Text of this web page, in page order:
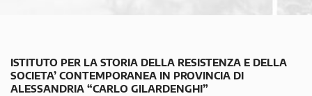
ISTITUTO PER LA STORIA DELLA RESISTENZA E DELLA
SOCIETA’ CONTEMPORANEA IN PROVINCIA DI
ALESSANDRIA “CARLO GILARDENGHI”